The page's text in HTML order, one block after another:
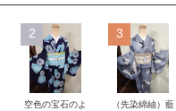
2
空色の宝石のよ
3
（先染綿紬）藍